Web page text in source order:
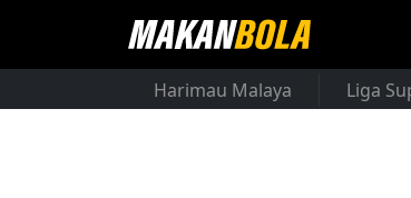
Harimau Malaya Liga